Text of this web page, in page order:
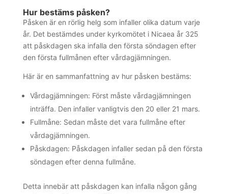
Hur bestäms påsken?
Påsken är en rörlig helg som infaller olika datum varje
år. Det bestämdes under kyrkomötet i Nicaea år 325
att påskdagen ska infalla den första söndagen efter
den första fullmånen efter vårdagjämningen.
Här är en sammanfattning av hur påsken bestäms:
Vårdagjämningen: Först måste vårdagjämningen
inträffa. Den infaller vanligtvis den 20 eller 21 mars.
Fullmåne: Sedan måste det vara fullmåne efter
vårdagjämningen.
Påskdagen: Påskdagen infaller sedan på den första
söndagen efter denna fullmåne.
Detta innebär att påskdagen kan infalla någon gång